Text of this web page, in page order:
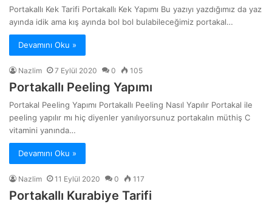
Portakallı Kek Tarifi Portakallı Kek Yapımı Bu yazıyı yazdığımız da yaz
ayında idik ama kış ayında bol bol bulabileceğimiz portakal…
Devamını Oku »
Nazlim 7 Eylül 2020 0 105
Portakallı Peeling Yapımı
Portakal Peeling Yapımı Portakallı Peeling Nasıl Yapılır Portakal ile
peeling yapılır mı hiç diyenler yanılıyorsunuz portakalın müthiş C
vitamini yanında…
Devamını Oku »
Nazlim 11 Eylül 2020 0 117
Portakallı Kurabiye Tarifi